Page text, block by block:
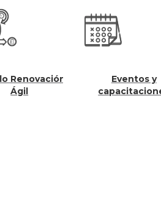
Eventos y
capacitaciones